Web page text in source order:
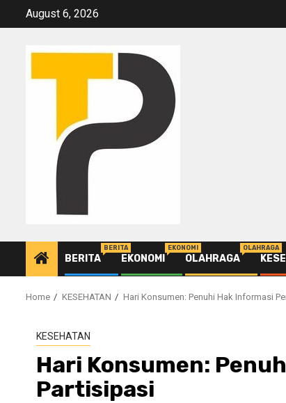
August 6, 2026
BERITA
BERITA
EKONOMI
EKONOMI
OLAHRAGA
OLAHRAGA
Home KESEHATAN Hari Konsumen: Penuhi Hak Informasi
KESEHATAN
Hari Konsumen:
Partisipasi